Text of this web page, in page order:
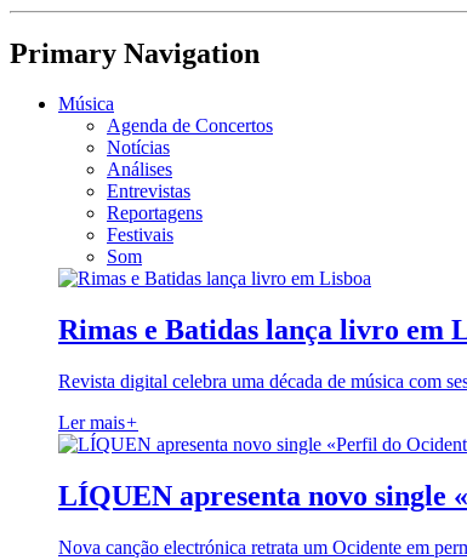
Primary Navigation
Música
Agenda de Concertos
Notícias
Análises
Entrevistas
Reportagens
Festivais
Som
Rimas e Batidas lança livro em
Revista digital celebra uma década de música com
Ler mais+
LÍQUEN apresenta novo single
Nova canção electrónica retrata um Ocidente em